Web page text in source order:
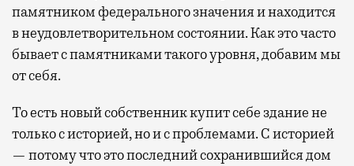
памятником федерального значения и находится
в неудовлетворительном состоянии. Как это часто
бывает с памятниками такого уровня, добавим мы
от себя.
То есть новый собственник купит себе здание не
только с историей, но и с проблемами. С историей
— потому что это последний сохранившийся дом